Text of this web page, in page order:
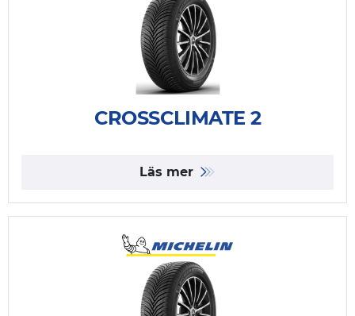
CROSSCLIMATE 2
Läs mer